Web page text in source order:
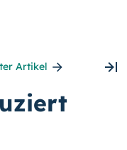
Artikel